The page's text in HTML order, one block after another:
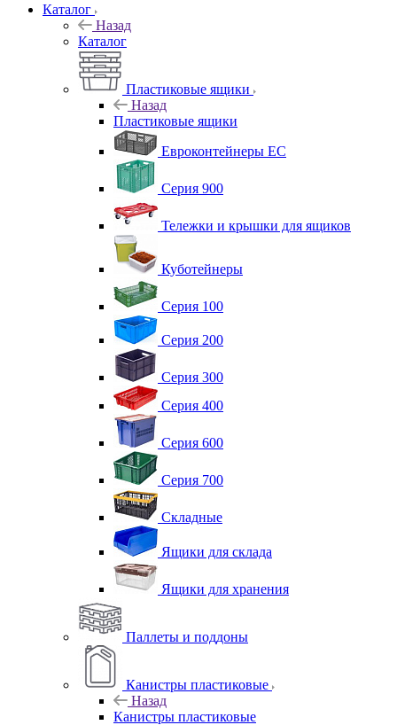
Каталог
Назад
Каталог
Пластиковые ящики
Назад
Пластиковые ящики
Евроконтейнеры ЕС
Серия 900
Тележки и крышки для ящиков
Куботейнеры
Серия 100
Серия 200
Серия 300
Серия 400
Серия 600
Серия 700
Складные
Ящики для склада
Ящики для хранения
Паллеты и поддоны
Канистры пластиковые
Назад
Канистры пластиковые